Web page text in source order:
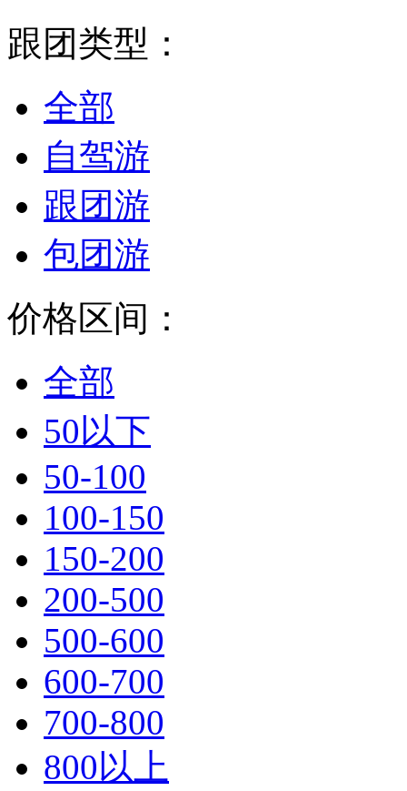
跟团类型：
全部
自驾游
跟团游
包团游
价格区间：
全部
50以下
50-100
100-150
150-200
200-500
500-600
600-700
700-800
800以上